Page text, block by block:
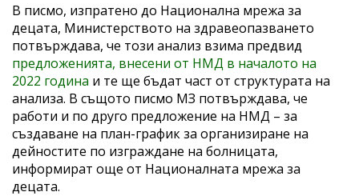
В писмо, изпратено до Национална мрежа за
децата, Министерството на здравеопазването
потвърждава, че този анализ взима предвид
предложенията, внесени от НМД в началото на
2022 година и те ще бъдат част от структурата на
анализа. В същото писмо МЗ потвърждава, че
работи и по друго предложение на НМД – за
създаване на план-график за организиране на
дейностите по изграждане на болницата,
информират още от Националната мрежа за
децата.